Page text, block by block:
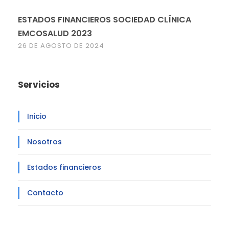
ESTADOS FINANCIEROS SOCIEDAD CLÍNICA
EMCOSALUD 2023
26 DE AGOSTO DE 2024
Servicios
Inicio
Nosotros
Estados financieros
Contacto